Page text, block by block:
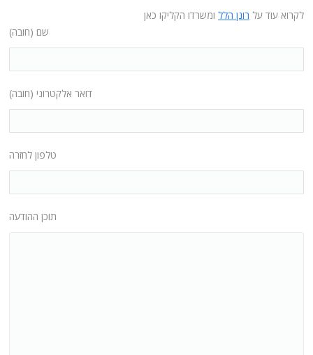
לקרוא עוד על רונן הלל ומשרדו הקליקו כאן
שם (חובה)
דואר אלקטרוני (חובה)
טלפון לחזרה
תוכן ההודעה